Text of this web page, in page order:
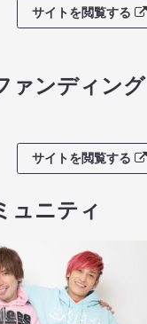
サイトを閲覧する
ァンディング
サイトを閲覧する
ュニティ